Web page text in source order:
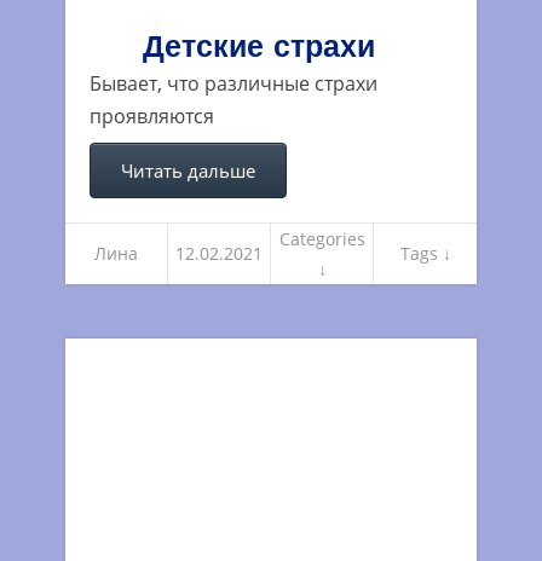
Детские страхи
Бывает, что различные страхи
проявляются
Читать дальше
Лина 12.02.2021
Categories
↓
Tags ↓